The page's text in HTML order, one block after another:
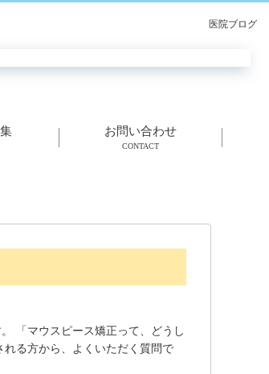
医院ブログ
お問い合わせ
CONTACT
「マウスピース矯正って、どうし
る方から、よくいただく質問で